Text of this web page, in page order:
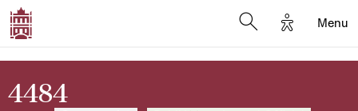
Options
Menu
4484